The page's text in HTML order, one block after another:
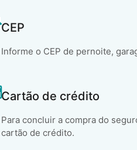
CEP
Informe o CEP de pernoite,
Cartão de crédito
Para concluir a compra do
cartão de crédito.